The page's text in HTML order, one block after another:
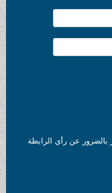
عن رأي الرابطة